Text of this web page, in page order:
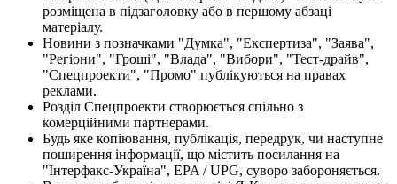
розміщена в підзаголовку або в першому абзаці
матеріалу.
Новини з позначками "Думка", "Експертиза", "Заява",
"Регіони", "Гроші", "Влада", "Вибори", "Тест-драйв",
"Спецпроекти", "Промо" публікуються на правах
реклами.
Розділ Спецпроекти створюється спільно з
комерційними партнерами.
Будь яке копіювання, публікація, передрук, чи наступне
поширення інформації, що містить посилання на
"Інтерфакс-Україна", EPA / UPG, суворо забороняється.